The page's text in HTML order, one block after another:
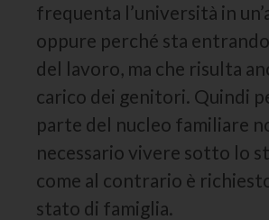
frequenta l’università in
oppure perché sta
del lavoro, ma che risulta
carico dei genitori. Quindi
parte del nucleo familiare
necessario vivere sotto lo
come al contrario è
stato di famiglia.